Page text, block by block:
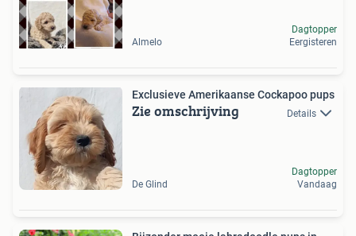
Almelo
Dagtopper
Eergisteren
Exclusieve Amerikaanse Cockapoo pups
Zie omschrijving Details
De Glind
Dagtopper
Vandaag